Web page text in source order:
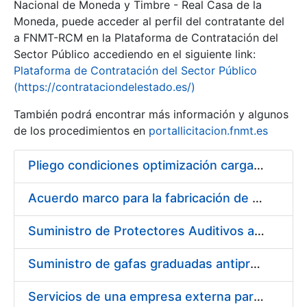
Nacional de Moneda y Timbre - Real Casa de la
Moneda, puede acceder al perfil del contratante del
a FNMT-RCM en la Plataforma de Contratación del
Sector Público accediendo en el siguiente link:
Plataforma de Contratación del Sector Público
(https://contrataciondelestado.es/)
También podrá encontrar más información y algunos
de los procedimientos en portallicitacion.fnmt.es
Pliego condiciones optimización cargas compras firmado
Acuerdo marco para la fabricación de piezas
Suministro de Protectores Auditivos a medida para las personas trabajadoras de los Centros de Trabajo de Madrid y Burgos
Suministro de gafas graduadas antiproyecciones para los trabajadores de la FNMT-RCM en los centros de trabajo de Madrid y Burgos
Servicios de una empresa externa para el asesoramiento y resolución de los recursos de alzada que se presentan relacionados con procesos de selección para la FNMT-RCM